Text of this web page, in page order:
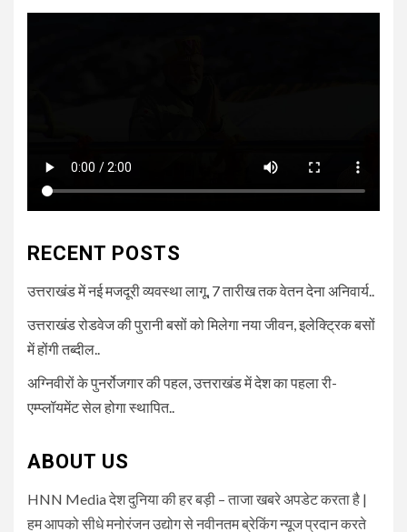
RECENT POSTS
उत्तराखंड में नई मजदूरी व्यवस्था लागू, 7 तारीख तक वेतन देना अनिवार्य..
उत्तराखंड रोडवेज की पुरानी बसों को मिलेगा नया जीवन, इलेक्ट्रिक बसों
में होंगी तब्दील..
अग्निवीरों के पुनर्रोजगार की पहल, उत्तराखंड में देश का पहला री-
एम्प्लॉयमेंट सेल होगा स्थापित..
ABOUT US
HNN Media देश दुनिया की हर बड़ी – ताजा खबरे अपडेट करता है |
हम आपको सीधे मनोरंजन उद्योग से नवीनतम ब्रेकिंग न्यूज प्रदान करते